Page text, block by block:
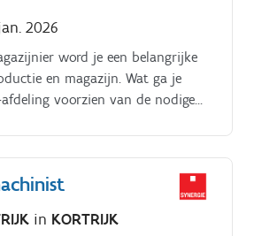
van
2026
word je een belangrijke
en magazijn. Wat ga je
voorzien van de nodige
grondstoffen ontvangen en
verwerken van
werkt nauw samen met collega's
Je werkrooster: elke
tot 17u.
in KORTRIJK